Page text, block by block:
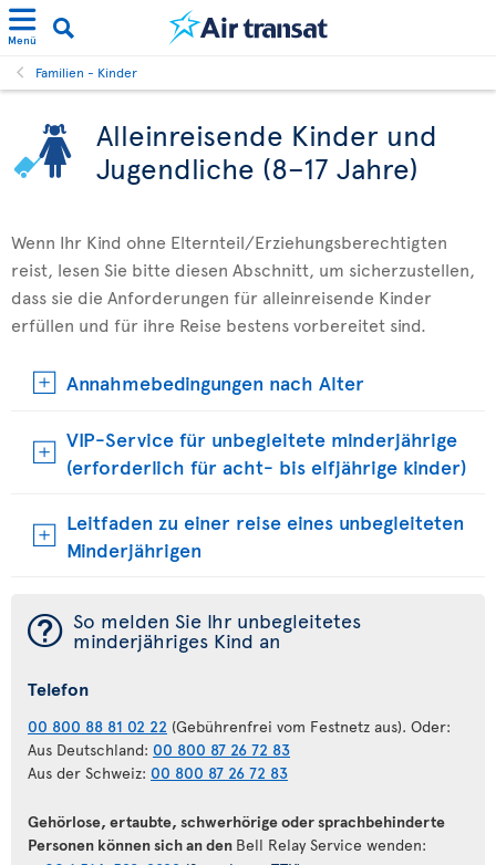
Menü
Familien - Kinder
Alleinreisende Kinder und
Jugendliche (8–17 Jahre)
Wenn Ihr Kind ohne Elternteil/Erziehungsberechtigten
reist, lesen Sie bitte diesen Abschnitt, um sicherzustellen,
dass sie die Anforderungen für alleinreisende Kinder
erfüllen und für ihre Reise bestens vorbereitet sind.
Annahmebedingungen nach Alter
VIP-Service für unbegleitete minderjährige
(erforderlich für acht- bis elfjährige kinder)
Leitfaden zu einer reise eines unbegleiteten
Minderjährigen
¯ So melden Sie Ihr unbegleitetes
minderjähriges Kind an
Telefon
00 800 88 81 02 22 (Gebührenfrei vom Festnetz aus). Oder:
Aus Deutschland: 00 800 87 26 72 83
Aus der Schweiz: 00 800 87 26 72 83
Gehörlose, ertaubte, schwerhörige oder sprachbehinderte
Personen können sich an den Bell Relay Service wenden: